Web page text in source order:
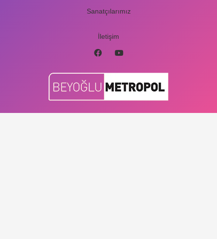
Sanatçılarımız
İletişim